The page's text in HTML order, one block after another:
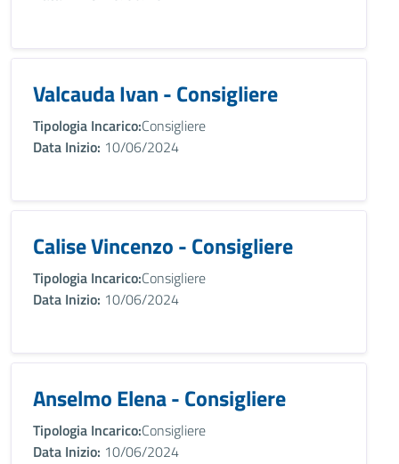
Valcauda Ivan - Consigliere
Tipologia Incarico:Consigliere
Data Inizio: 10/06/2024
Calise Vincenzo - Consigliere
Tipologia Incarico:Consigliere
Data Inizio: 10/06/2024
Anselmo Elena - Consigliere
Tipologia Incarico:Consigliere
Data Inizio: 10/06/2024